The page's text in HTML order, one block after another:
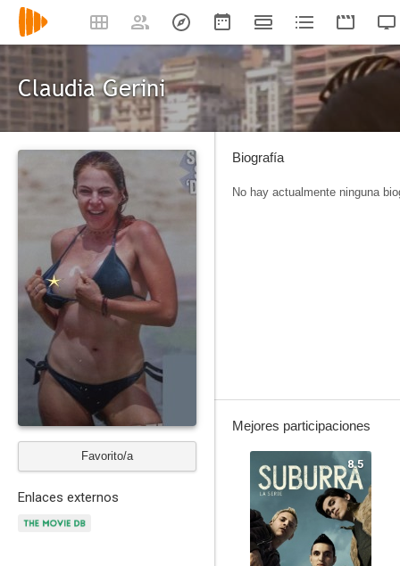
Claudia Gerini
Favorito/a
Enlaces externos
Biografía
No hay actualmente ninguna
Mejores participaciones
8.5